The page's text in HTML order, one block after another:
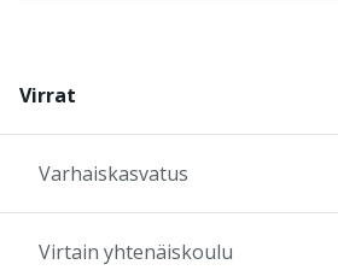
Virrat
Varhaiskasvatus
Virtain yhtenäiskoulu